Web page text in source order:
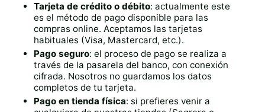
Tarjeta de crédito o débito: actualmente este
es el método de pago disponible para las
compras online. Aceptamos las tarjetas
habituales (Visa, Mastercard, etc.).
Pago seguro: el proceso de pago se realiza a
través de la pasarela del banco, con conexión
cifrada. Nosotros no guardamos los datos
completos de tu tarjeta.
Pago en tienda física: si prefieres venir a